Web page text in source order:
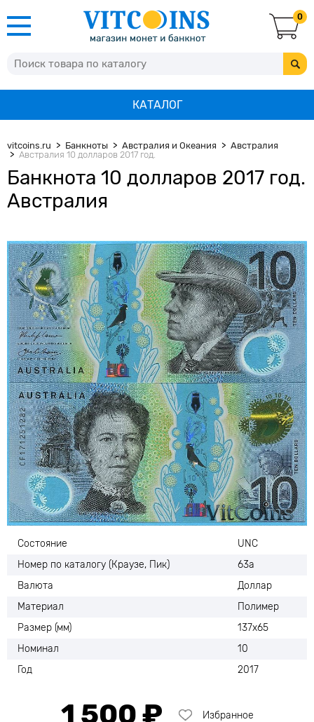
0
КАТАЛОГ
vitcoins.ru Банкноты Австралия и Океания
Австралия
Австралия 10 долларов 2017 год.
Банкнота 10 долларов 2017 год.
Австралия
Состояние
UNC
Номер по каталогу (Краузе, Пик)
63а
Валюта
Доллар
Материал
Полимер
Размер (мм)
137х65
Номинал
10
Год
2017
1 500 ₽ Избранное